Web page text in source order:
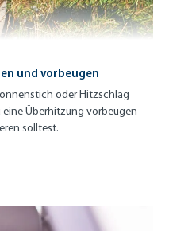
und vorbeugen
oder Hitzschlag
eine Überhitzung vorbeugen
solltest.